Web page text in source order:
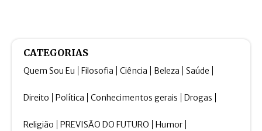
CATEGORIAS
Quem Sou Eu Filosofia Ciência Beleza Saúde
Direito Política Conhecimentos gerais Drogas
Religião PREVISÃO DO FUTURO Humor